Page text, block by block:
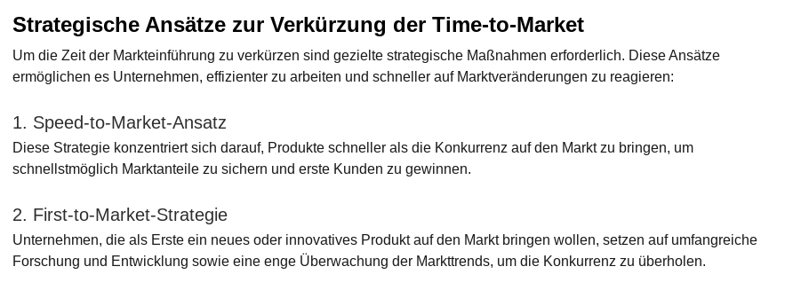
Strategische Ansätze zur Verkürzung der Time-to-Market
Um die Zeit der Markteinführung zu verkürzen sind gezielte strategische Maßnahmen erforderlich. Diese Ansätze
ermöglichen es Unternehmen, effizienter zu arbeiten und schneller auf Marktveränderungen zu reagieren:
1. Speed-to-Market-Ansatz
Diese Strategie konzentriert sich darauf, Produkte schneller als die Konkurrenz auf den Markt zu bringen, um
schnellstmöglich Marktanteile zu sichern und erste Kunden zu gewinnen.
2. First-to-Market-Strategie
Unternehmen, die als Erste ein neues oder innovatives Produkt auf den Markt bringen wollen, setzen auf umfangreiche
Forschung und Entwicklung sowie eine enge Überwachung der Markttrends, um die Konkurrenz zu überholen.